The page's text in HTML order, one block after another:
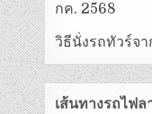
กค. 2568
วิธีนั่งรถทัวร์จา
เส้นทางรถไฟล